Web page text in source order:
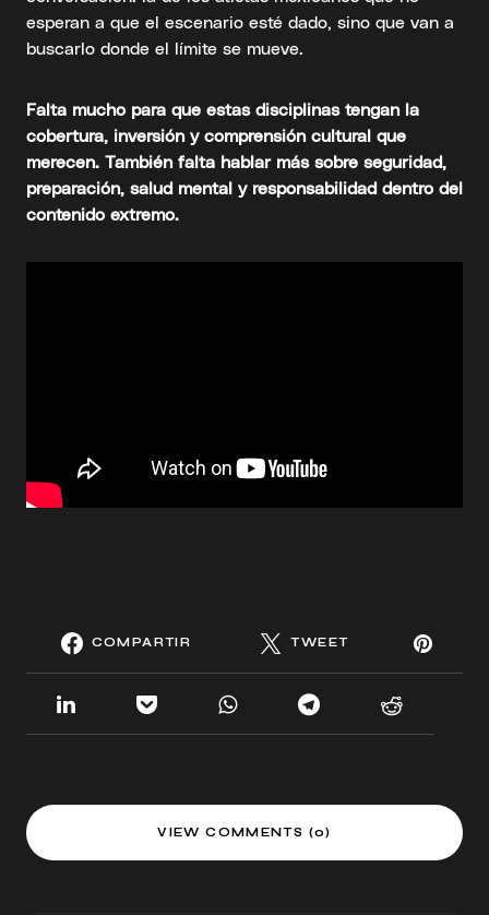
esperan a que el escenario esté dado, sino que van a
buscarlo donde el límite se mueve.
Falta mucho para que estas disciplinas tengan la
cobertura, inversión y comprensión cultural que
merecen. También falta hablar más sobre seguridad,
preparación, salud mental y responsabilidad dentro del
contenido extremo.
COMPARTIR TWEET
VIEW COMMENTS (0)